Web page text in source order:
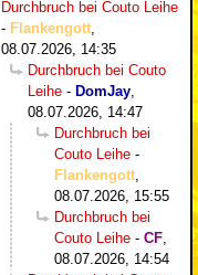
Durchbruch bei Couto Leihe
- Flankengott
08.07.2026, 14:35
Durchbruch bei Couto
Leihe - DomJay
08.07.2026, 14:47
Durchbruch bei
Couto Leihe -
Flankengott
08.07.2026, 15:55
Durchbruch bei
Couto Leihe - CF
08.07.2026, 14:54